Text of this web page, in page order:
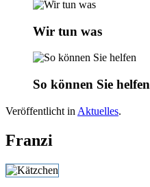
Wir tun was
So können Sie helfen
Veröffentlicht in Aktuelles.
Franzi